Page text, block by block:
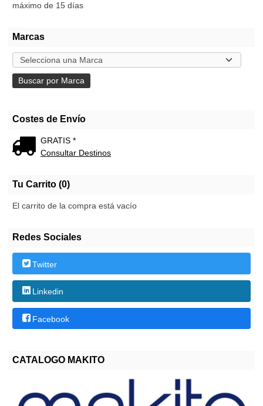
máximo de 15 días
Marcas
Costes de Envío
GRATIS *
Consultar Destinos
Tu Carrito (0)
El carrito de la compra está vacío
Redes Sociales
Twitter
Linkedin
Facebook
CATALOGO MAKITO